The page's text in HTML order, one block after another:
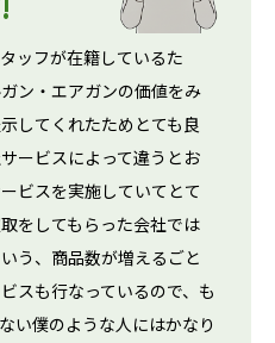
ッフが在籍しているた
ン・エアガンの価値をみ
してくれたためとても良
ービスによって違うとお
ビスを実施していてとて
をしてもらった会社では
う、商品数が増えるごと
スも行なっているので、も
い僕のような人にはかなり